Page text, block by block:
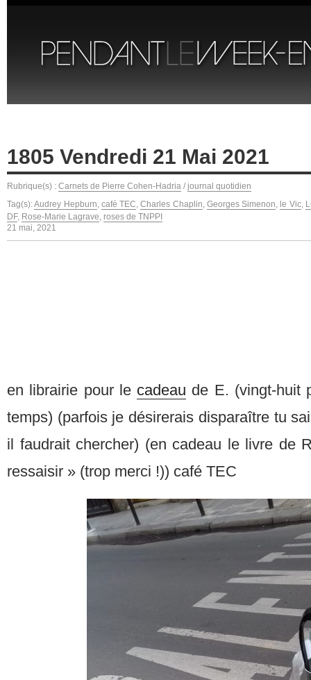
1805 Vendredi 21 Mai 2021
Rubrique(s) : Carnets de Pierre Cohen-Hadria / journal quotidien
Tag(s):Audrey Hepburn, café TEC,Charles Chaplin, Georges Simenon, le Vic,
DF, Rose-Marie Lagrave, roses de TNPPI
21 mai, 2021
en librairie pour le cadeau de E. (vingt-huit
temps) (parfois je désirerais disparaître tu
il faudrait chercher) (en cadeau le livre de
ressaisir » (trop merci !)) café TEC